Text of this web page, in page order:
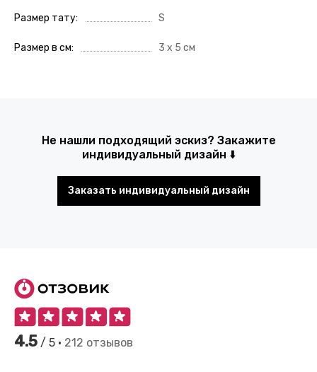
Размер тату S
Размер в см 3 х 5 см
Не нашли подходящий эскиз? Закажите
индивидуальный дизайн ⬇️
Заказать индивидуальный дизайн
4.5 / 5 • 212 отзывов